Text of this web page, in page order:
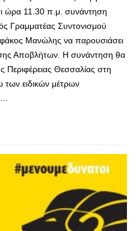
ώρα 11.30 π.μ. συνάντηση
Γραμματέας Συντονισμού
Μανώλης να παρουσιάσει
Αποβλήτων. Η συνάντηση θα
Περιφέρειας Θεσσαλίας στη
των ειδικών μέτρων